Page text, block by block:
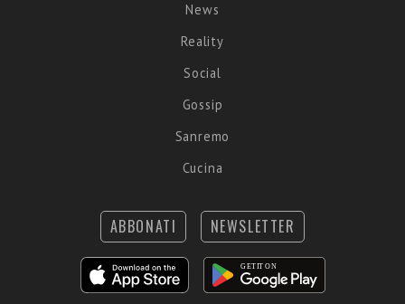
News
Reality
Social
Gossip
Sanremo
Cucina
ABBONATI NEWSLETTER